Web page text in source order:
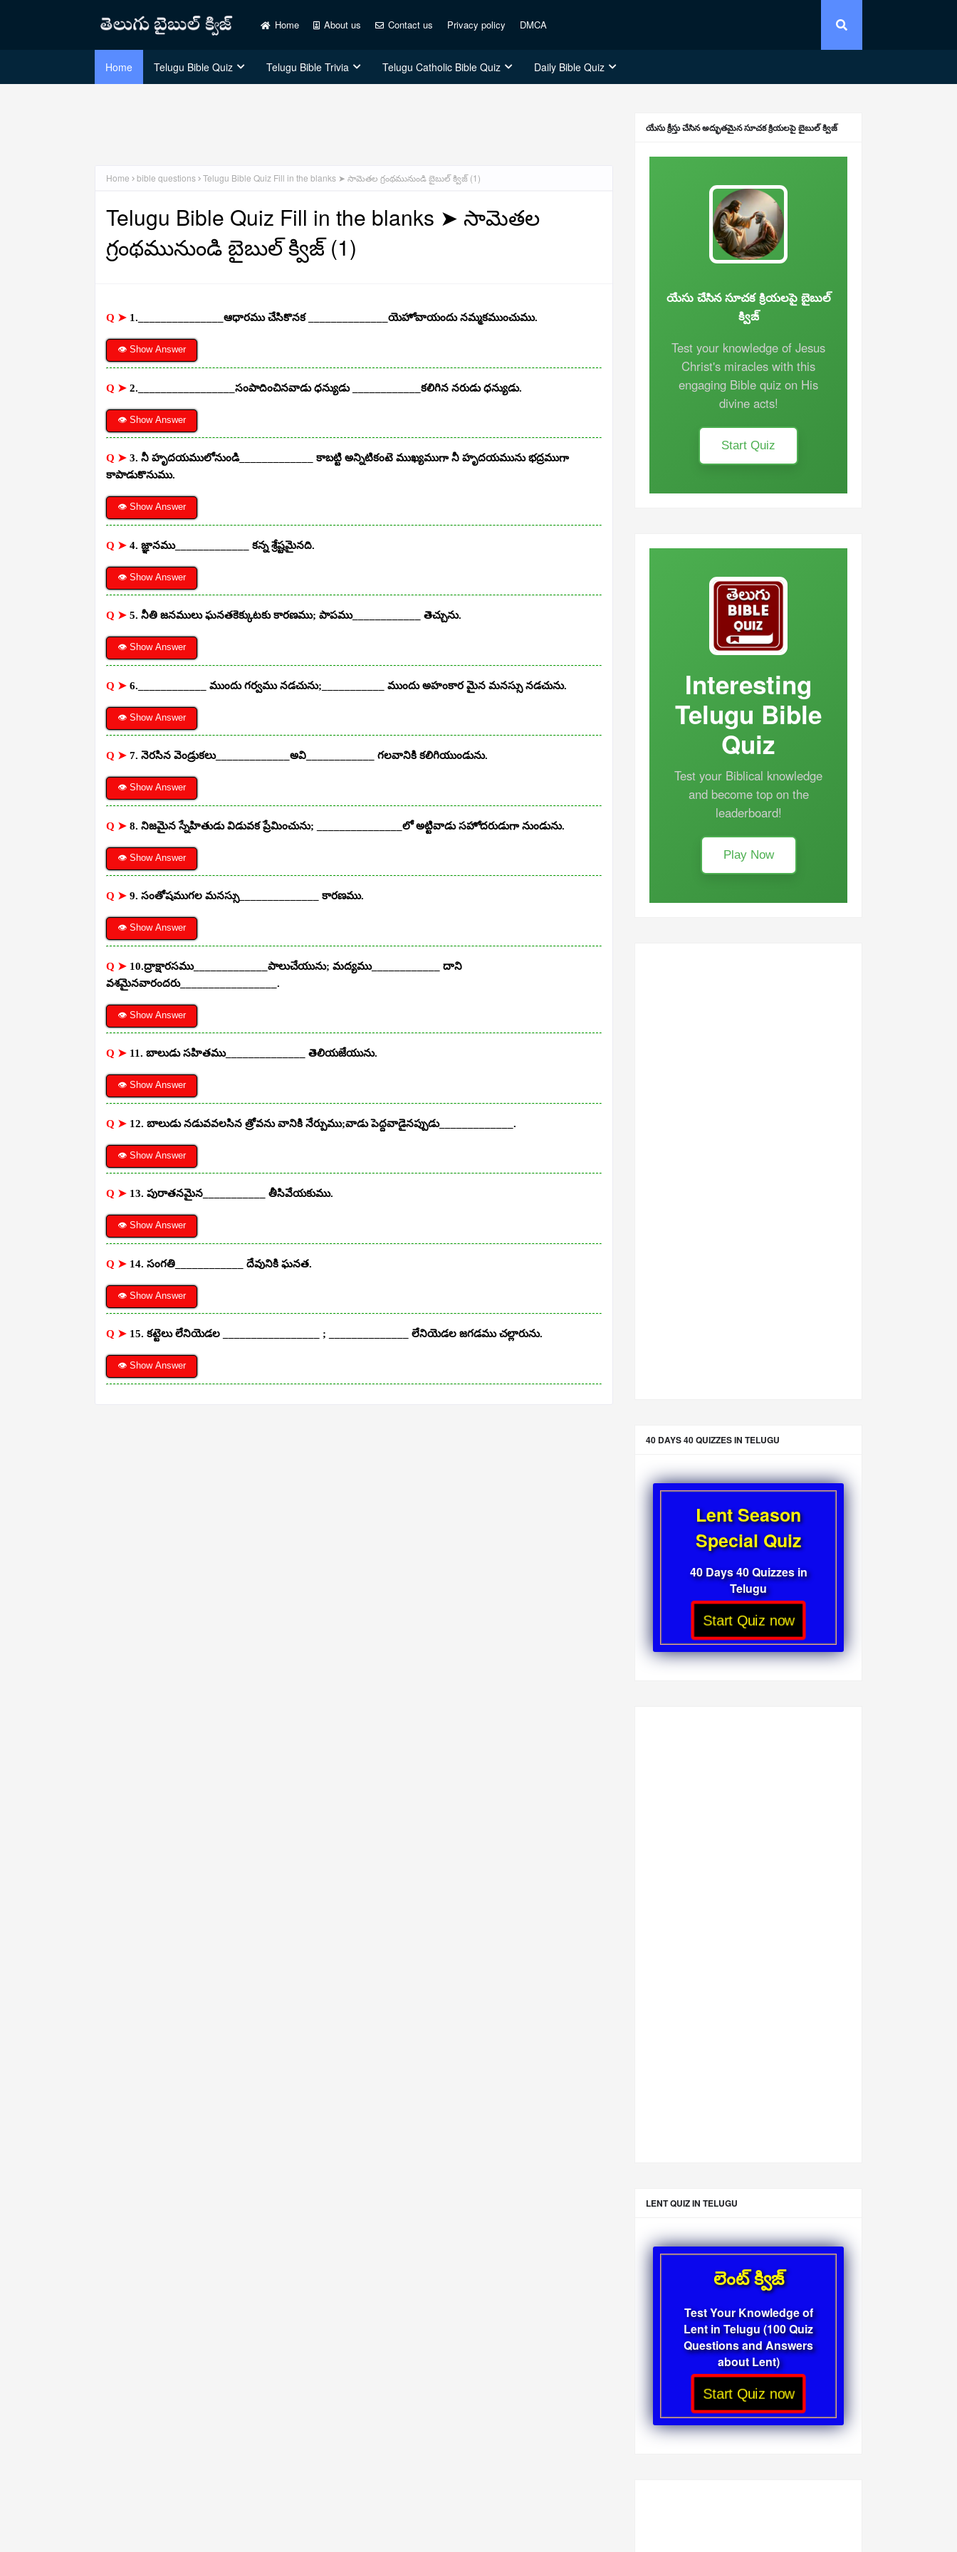
Home About us Contact us Privacy policy DMCA
Home Telugu Bible Quiz Telugu Bible Trivia Telugu Catholic Bible Quiz Daily Bible Quiz
Home bible questions Telugu Bible Quiz Fill in the blanks ➤ సామెతల గ్రంథమునుండి బైబుల్ క్విజ్ (1)
Telugu Bible Quiz Fill in the blanks ➤ సామెతల
గ్రంథమునుండి బైబుల్ క్విజ్ (1)
Q ➤ 1._______________ఆధారము చేసికొనక ______________యెహోవాయందు నమ్మకముంచుము.
👁 Show Answer
Q ➤ 2._________________సంపాదించినవాడు ధన్యుడు ____________కలిగిన నరుడు ధన్యుడు.
👁 Show Answer
Q ➤ 3. నీ హృదయములోనుండి_____________ కాబట్టి అన్నిటికంటె ముఖ్యముగా నీ హృదయమును భద్రముగా
కాపాడుకొనుము.
👁 Show Answer
Q ➤ 4. జ్ఞానము_____________ కన్న శ్రేష్టమైనది.
👁 Show Answer
Q ➤ 5. నీతి జనములు ఘనతకెక్కుటకు కారణము; పాపము____________ తెచ్చును.
👁 Show Answer
Q ➤ 6.____________ ముందు గర్వము నడచును;___________ ముందు అహంకార మైన మనస్సు నడచును.
👁 Show Answer
Q ➤ 7. నెరసిన వెండ్రుకలు_____________అవి____________ గలవానికి కలిగియుండును.
👁 Show Answer
Q ➤ 8. నిజమైన స్నేహితుడు విడువక ప్రేమించును; _______________లో అట్టివాడు సహోదరుడుగా నుండును.
👁 Show Answer
Q ➤ 9. సంతోషముగల మనస్సు______________ కారణము.
👁 Show Answer
Q ➤ 10.ద్రాక్షారసము_____________పాలుచేయును; మద్యము____________ దాని
వశమైనవారందరు_________________.
👁 Show Answer
Q ➤ 11. బాలుడు సహితము______________ తెలియజేయును.
👁 Show Answer
Q ➤ 12. బాలుడు నడువవలసిన త్రోవను వానికి నేర్పుము;వాడు పెద్దవాడైనప్పుడు_____________.
👁 Show Answer
Q ➤ 13. పురాతనమైన___________ తీసివేయకుము.
👁 Show Answer
Q ➤ 14. సంగతి____________ దేవునికి ఘనత.
👁 Show Answer
Q ➤ 15. కట్టెలు లేనియెడల _________________ ; ______________ లేనియెడల జగడము చల్లారును.
👁 Show Answer
యేసు క్రీస్తు చేసిన అద్భుతమైన సూచక క్రియలపై బైబుల్ క్విజ్
యేసు చేసిన సూచక క్రియలపై బైబుల్
క్విజ్
Test your knowledge of Jesus
Christ's miracles with this
engaging Bible quiz on His
divine acts!
Start Quiz
Interesting
Telugu Bible
Quiz
Test your Biblical knowledge
and become top on the
leaderboard!
Play Now
40 DAYS 40 QUIZZES IN TELUGU
Lent Season
Special Quiz
40 Days 40 Quizzes in
Telugu
Start Quiz now
LENT QUIZ IN TELUGU
లెంట్ క్విజ్
Test Your Knowledge of
Lent in Telugu (100 Quiz
Questions and Answers
about Lent)
Start Quiz now